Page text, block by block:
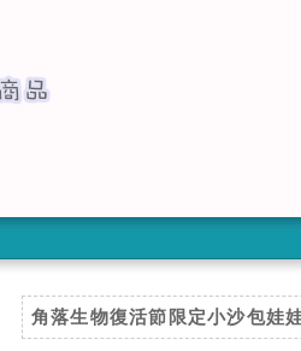
角落生物復活節限定小沙包娃